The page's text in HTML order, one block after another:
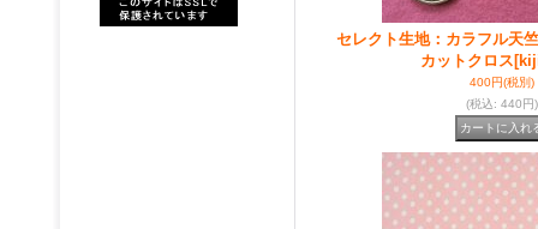
セレクト生地：カラフル天
カットクロス
400円(税別)
(税込: 440円)